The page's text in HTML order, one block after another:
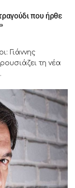
που ήρθε
Γιάννης
τη νέα